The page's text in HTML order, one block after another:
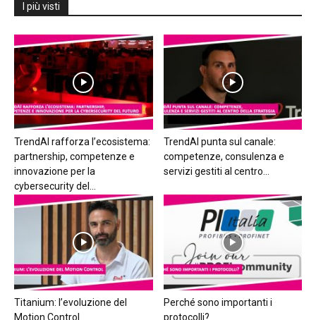
I più visti
TrendAI rafforza l’ecosistema:
partnership, competenze e
innovazione per la
cybersecurity del...
TrendAI punta sul canale:
competenze, consulenza e
servizi gestiti al centro...
Titanium: l’evoluzione del
Motion Control
Perché sono importanti i
protocolli?